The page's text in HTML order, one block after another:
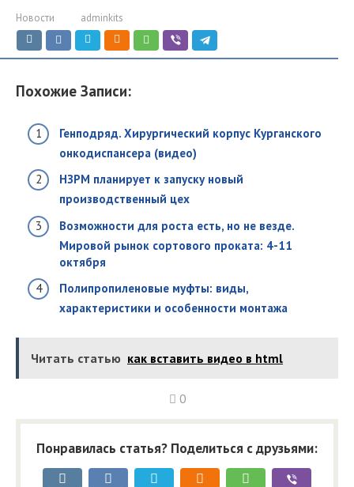
Новости adminkits
Похожие Записи:
Генподряд. Хирургический корпус Курганского
онкодиспансера (видео)
НЗРМ планирует к запуску новый
производственный цех
Возможности для роста есть, но не везде.
Мировой рынок сортового проката: 4-11
октября
Полипропиленовые муфты: виды,
характеристики и особенности монтажа
Читать статью как вставить видео в html
0
Понравилась статья? Поделиться с друзьями: